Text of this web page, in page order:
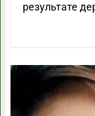
результате